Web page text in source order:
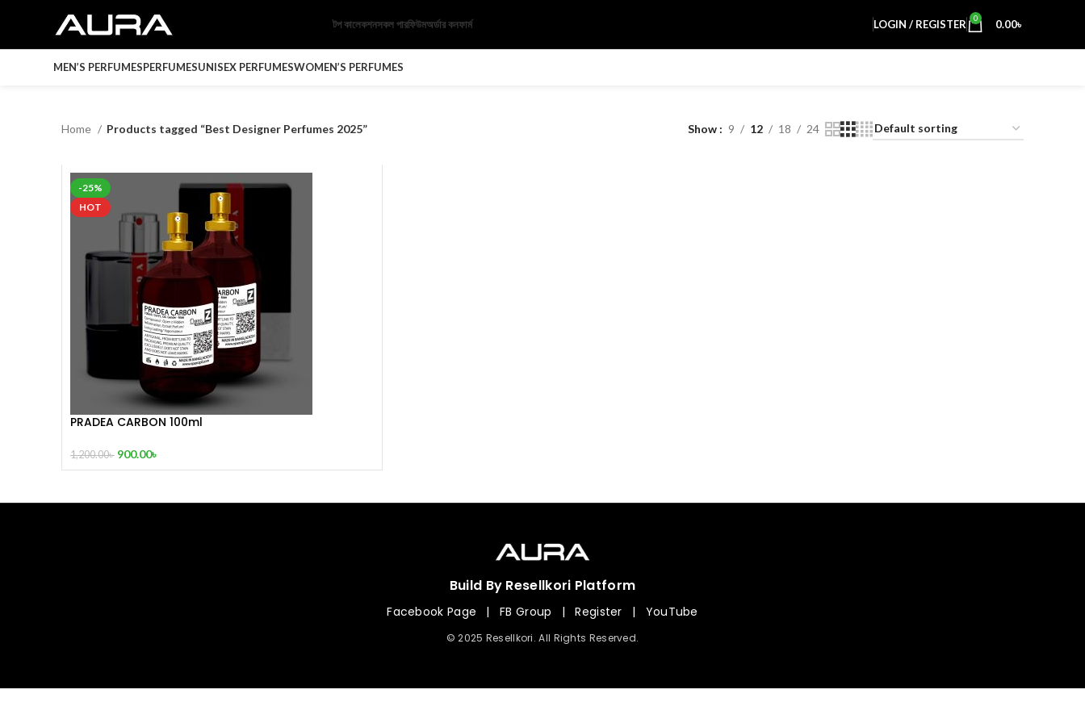
টপ কালেকশনসকল পারফিউমঅর্ডার কনফার্ম LOGIN / REGISTER 0 0.00৳
MEN’S PERFUMESPERFUMESUNISEX PERFUMESWOMEN’S PERFUMES
Home Products tagged “Best Designer Perfumes 2025” Show 9 12 18 24
-25%
HOT
PRADEA CARBON 100ml
1,200.00৳ 900.00৳
Build By Resellkori Platform
Facebook Page | FB Group | Register | YouTube
© 2025 Resellkori. All Rights Reserved.